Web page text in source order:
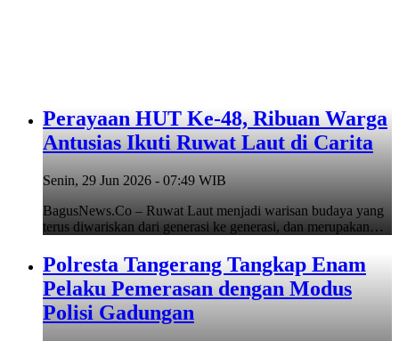
Perayaan HUT Ke-48, Ribuan Warga
Antusias Ikuti Ruwat Laut di Carita
Senin, 29 Jun 2026 - 07:49 WIB
BagusNews.Co – Ruwat Laut menjadi warisan budaya yang
terus diwariskan dari generasi ke generasi, dan merupakan…
Polresta Tangerang Tangkap Enam
Pelaku Pemerasan dengan Modus
Polisi Gadungan